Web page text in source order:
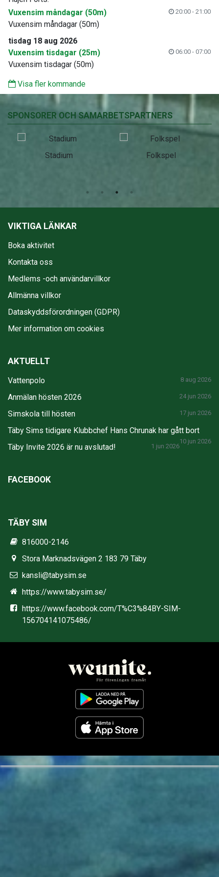
Vuxensim måndagar (50m)
20:00 - 21:00
Vuxensim måndagar (50m)
tisdag 18 aug 2026
Vuxensim tisdagar (25m)
06:00 - 07:00
Vuxensim tisdagar (50m)
Visa fler kommande
SPONSORER OCH SAMARBETSPARTNERS
Stadium Folkspel
VIKTIGA LÄNKAR
Boka aktivitet
Kontakta oss
Medlems -och användarvillkor
Allmänna villkor
Dataskyddsförordningen (GDPR)
Mer information om cookies
AKTUELLT
Vattenpolo 8 aug 2026
Anmälan hösten 2026 24 jun 2026
Simskola till hösten 17 jun 2026
Täby Sims tidigare Klubbchef Hans Chrunak har gått bort
10 jun 2026
Täby Invite 2026 är nu avslutad! 1 jun 2026
FACEBOOK
TÄBY SIM
816000-2146
Stora Marknadsvägen 2 183 79 Täby
kansli@tabysim.se
https://www.tabysim.se/
https://www.facebook.com/T%C3%84BY-SIM-
156704141075486/